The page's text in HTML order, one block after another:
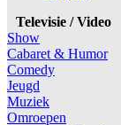
Televisie / Video
Show
Cabaret & Humor
Comedy
Jeugd
Muziek
Omroepen